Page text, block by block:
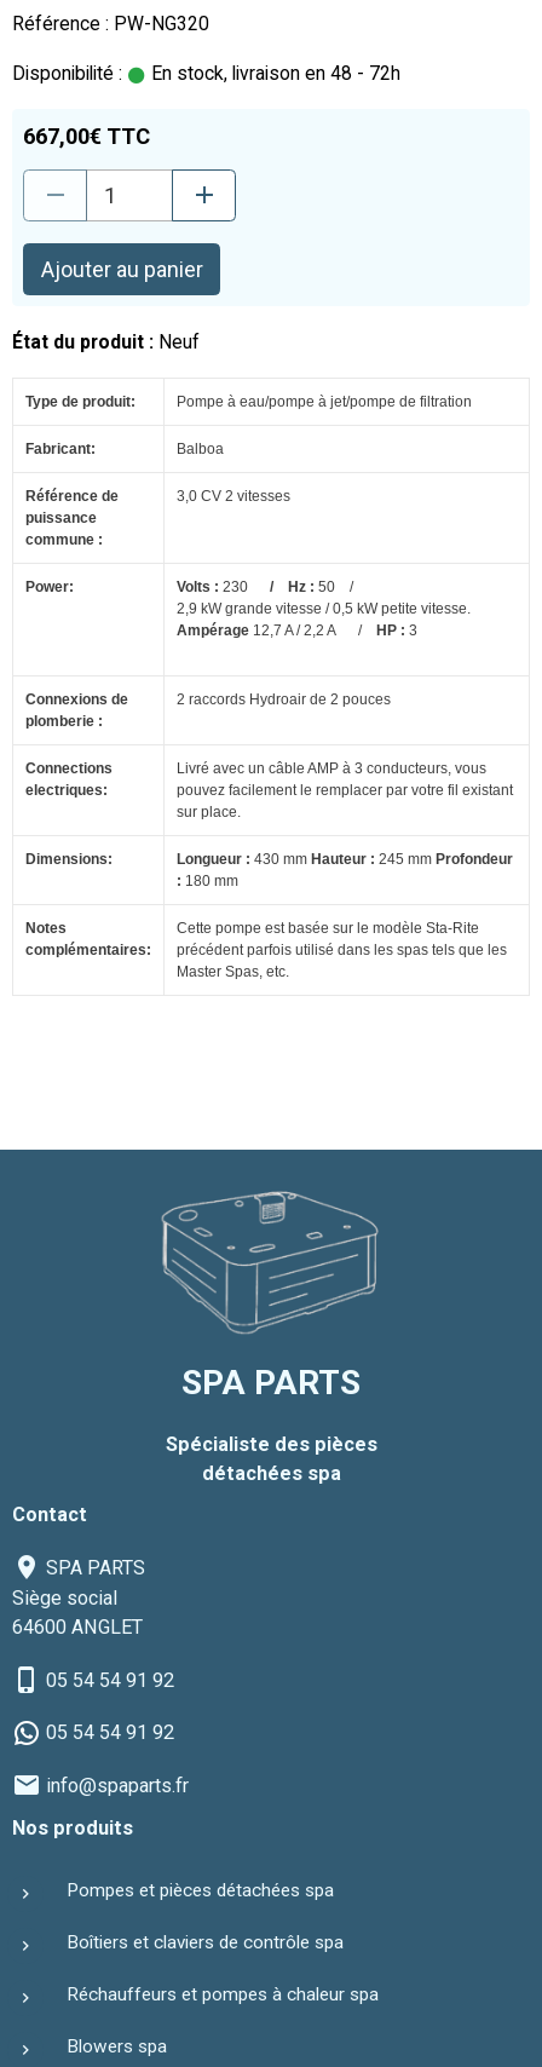
Référence : PW-NG320
Disponibilité : En stock, livraison en 48 - 72h
667,00€ TTC
Ajouter au panier
État du produit : Neuf
Type de produit: Pompe à eau/pompe à jet/pompe de filtration
Fabricant: Balboa
Référence de
puissance
commune :
3,0 CV 2 vitesses
Power: Volts : 230 / Hz : 50 /
2,9 kW grande vitesse / 0,5 kW petite vitesse.
Ampérage 12,7 A / 2,2 A / HP : 3
Connexions de
plomberie :
2 raccords Hydroair de 2 pouces
Connections
electriques:
Livré avec un câble AMP à 3 conducteurs, vous
pouvez facilement le remplacer par votre fil existant
sur place.
Dimensions: Longueur : 430 mm Hauteur : 245 mm Profondeur
: 180 mm
Notes
complémentaires:
Cette pompe est basée sur le modèle Sta-Rite
précédent parfois utilisé dans les spas tels que les
Master Spas, etc.
SPA PARTS
Spécialiste des pièces
détachées spa
Contact
SPA PARTS
Siège social
64600 ANGLET
05 54 54 91 92
05 54 54 91 92
info@spaparts.fr
Nos produits
Pompes et pièces détachées spa
Boîtiers et claviers de contrôle spa
Réchauffeurs et pompes à chaleur spa
Blowers spa